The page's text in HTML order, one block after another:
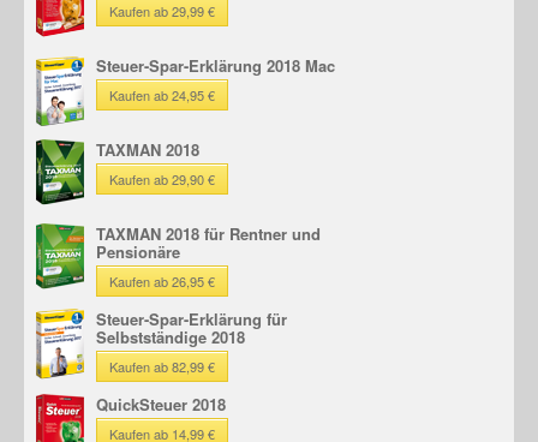
Kaufen ab 29,99 €
Steuer-Spar-Erklärung 2018 Mac
Kaufen ab 24,95 €
TAXMAN 2018
Kaufen ab 29,90 €
TAXMAN 2018 für Rentner und
Pensionäre
Kaufen ab 26,95 €
Steuer-Spar-Erklärung für
Selbstständige 2018
Kaufen ab 82,99 €
QuickSteuer 2018
Kaufen ab 14,99 €